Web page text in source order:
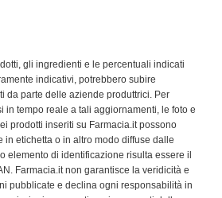
gli ingredienti e le percentuali indicati
indicativi, potrebbero subire
da parte delle aziende produttrici. Per
in tempo reale a tali aggiornamenti, le foto e
prodotti inseriti su Farmacia.it possono
in etichetta o in altro modo diffuse dalle
elemento di identificazione risulta essere il
Farmacia.it non garantisce la veridicità e
pubblicate e declina ogni responsabilità in